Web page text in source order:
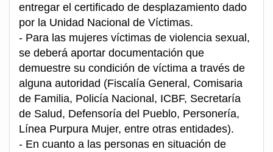
entregar el certificado de desplazamiento dado
por la Unidad Nacional de Víctimas.
- Para las mujeres víctimas de violencia sexual,
se deberá aportar documentación que
demuestre su condición de víctima a través de
alguna autoridad (Fiscalía General, Comisaria
de Familia, Policía Nacional, ICBF, Secretaría
de Salud, Defensoría del Pueblo, Personería,
Línea Purpura Mujer, entre otras entidades).
- En cuanto a las personas en situación de